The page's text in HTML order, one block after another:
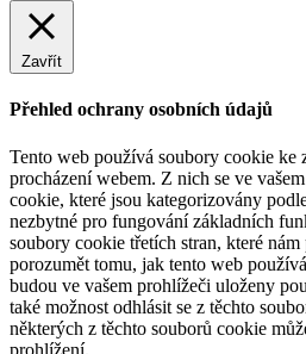
Zavřít
Přehled ochrany osobních údajů
Tento web používá soubory cookie ke
procházení webem. Z nich se ve
cookie, které jsou kategorizovány
nezbytné pro fungování základních
soubory cookie třetích stran, které
porozumět tomu, jak tento web
budou ve vašem prohlížeči uloženy
také možnost odhlásit se z těchto
některých z těchto souborů cookie
prohlížení.